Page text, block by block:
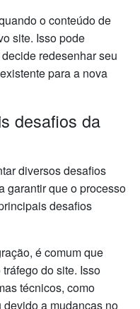
o conteúdo de
site. Isso pode
redesenhar seu
para a nova
desafios da
diversos desafios
garantir que o processo
desafios
é comum que
do site. Isso
técnicos, como
a mudanças no